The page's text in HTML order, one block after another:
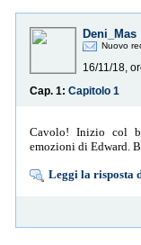
Deni_Mas
Nuovo
16/11/18,
Cap. 1: Capitolo 1
Cavolo! Inizio col
emozioni di Edward.
Leggi la risposta